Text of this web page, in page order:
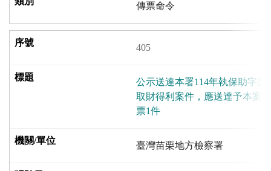
傳票命令
405
公示送達本署114年執保助字第
取財得利案件，應送達予本案
票1件
臺灣苗栗地方檢察署